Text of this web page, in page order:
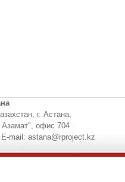
г. Астана,
офис 704 .
mail: astana@rproject.kz